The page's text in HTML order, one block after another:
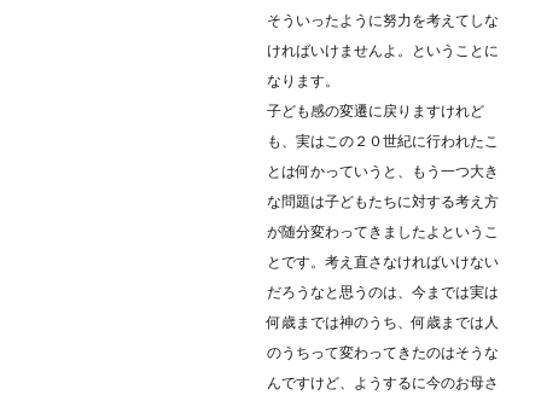
そういったように努力を考えてしな
ければいけませんよ。ということに
なります。
子ども感の変遷に戻りますけれど
も、実はこの２０世紀に行われたこ
とは何かっていうと、もう一つ大き
な問題は子どもたちに対する考え方
が随分変わってきましたよというこ
とです。考え直さなければいけない
だろうなと思うのは、今までは実は
何歳までは神のうち、何歳までは人
のうちって変わってきたのはそうな
んですけど、ようするに今のお母さ